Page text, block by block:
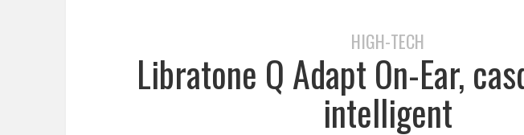
HIGH-TECH
Libratone Q Adapt On-Ear,
intelligent